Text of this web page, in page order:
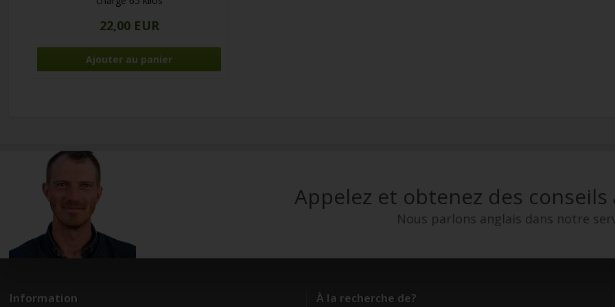
22,00 EUR
Appelez et obtenez des conseils
Nous parlons anglais dans notre
Information À la recherche de?